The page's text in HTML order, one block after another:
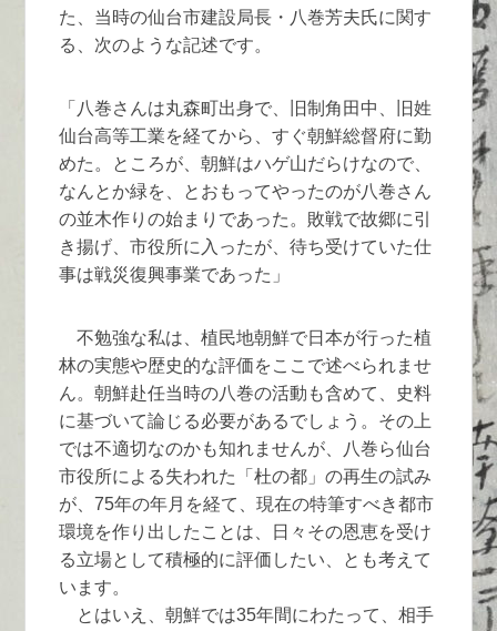
た、当時の仙台市建設局長・八巻芳夫氏に関す
る、次のような記述です。
「八巻さんは丸森町出身で、旧制角田中、旧姓
仙台高等工業を経てから、すぐ朝鮮総督府に勤
めた。ところが、朝鮮はハゲ山だらけなので、
なんとか緑を、とおもってやったのが八巻さん
の並木作りの始まりであった。敗戦で故郷に引
き揚げ、市役所に入ったが、待ち受けていた仕
事は戦災復興事業であった」
不勉強な私は、植民地朝鮮で日本が行った植
林の実態や歴史的な評価をここで述べられませ
ん。朝鮮赴任当時の八巻の活動も含めて、史料
に基づいて論じる必要があるでしょう。その上
では不適切なのかも知れませんが、八巻ら仙台
市役所による失われた「杜の都」の再生の試み
が、75年の年月を経て、現在の特筆すべき都市
環境を作り出したことは、日々その恩恵を受け
る立場として積極的に評価したい、とも考えて
います。
とはいえ、朝鮮では35年間にわたって、相手